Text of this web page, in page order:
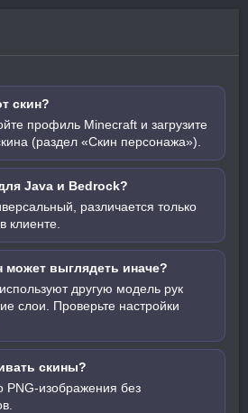
скин?
профиль Minecraft и загрузите
(раздел «Скин персонажа»).
Java и Bedrock?
различается только
клиенте.
может выглядеть иначе?
другую модель рук
слои. Проверьте настройки
скины?
PNG-изображения без